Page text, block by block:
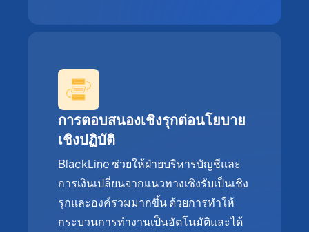
การตอบสนองเชิงรุกต่อนโยบาย
เชิงปฏิบัติ
BlackLine ช่วยให้ฝ่ายบริหารบัญชีและ
การเงินเปลี่ยนจากแนวทางเชิงรับเป็นเชิง
รุกและองค์รวมมากขึ้น ด้วยการทำให้
กระบวนการทำงานเป็นอัตโนมัติและได้